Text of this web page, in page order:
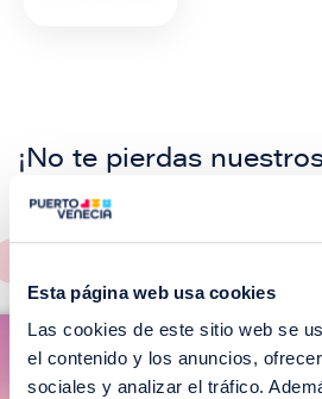
Esta página web usa cookies
Las cookies de este sitio web se
el contenido y los anuncios,
sociales y analizar el tráfico.
¡No te pierdas
EVENTOS!
Ver todos >
m
a